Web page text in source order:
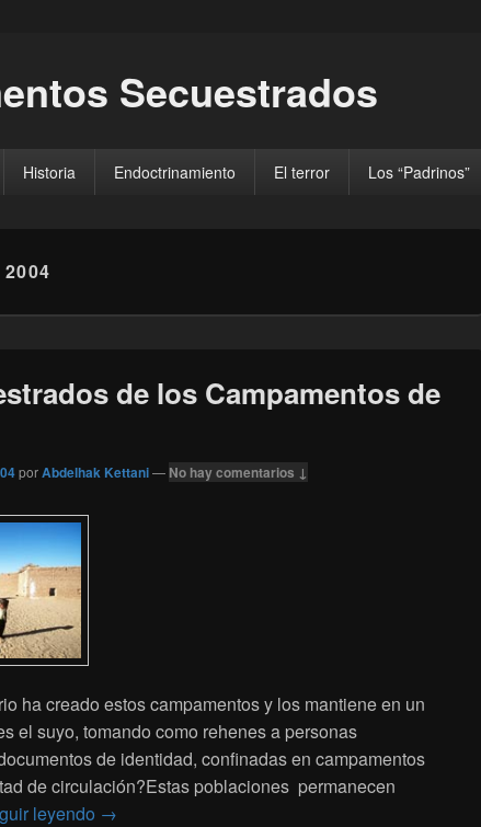
Secuestrados
Historia Endoctrinamiento El terror Los “Padrinos”
de los Campamentos de
porAbdelhak Kettani— No hay comentarios ↓
ha creado estos campamentos y los mantiene en un
el suyo, tomando como rehenes a personas
de identidad, confinadas en campamentos
de circulación?Estas poblaciones permanecen
leyendo Los secuestrados de los Campamentos de Tinduf :
→